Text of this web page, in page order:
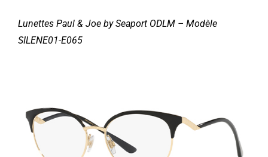
Lunettes Paul & Joe by Seaport ODLM – Modèle
SILENE01-E065